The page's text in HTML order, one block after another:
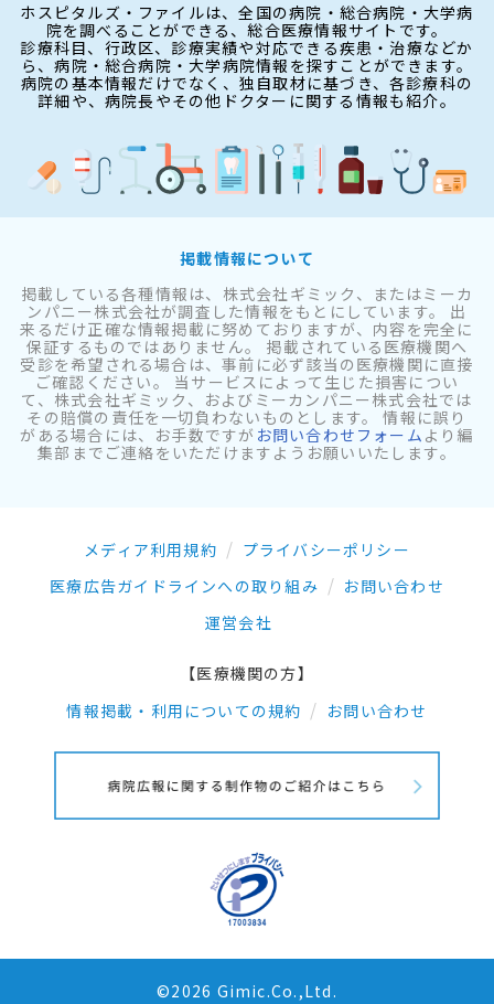
ホスピタルズ・ファイルは、全国の病院・総合病院・大学病
院を調べることができる、総合医療情報サイトです。
診療科目、行政区、診療実績や対応できる疾患・治療などか
ら、病院・総合病院・大学病院情報を探すことができます。
病院の基本情報だけでなく、独自取材に基づき、各診療科の
詳細や、病院長やその他ドクターに関する情報も紹介。
掲載情報について
掲載している各種情報は、株式会社ギミック、またはミーカ
ンパニー株式会社が調査した情報をもとにしています。 出
来るだけ正確な情報掲載に努めておりますが、内容を完全に
保証するものではありません。 掲載されている医療機関へ
受診を希望される場合は、事前に必ず該当の医療機関に直接
ご確認ください。 当サービスによって生じた損害につい
て、株式会社ギミック、およびミーカンパニー株式会社では
その賠償の責任を一切負わないものとします。 情報に誤り
がある場合には、お手数ですが お問い合わせフォーム より編
集部までご連絡をいただけますようお願いいたします。
メディア利用規約
プライバシーポリシー
医療広告ガイドラインへの取り組み
お問い合わせ
運営会社
【医療機関の方】
情報掲載・利用についての規約
お問い合わせ
©2026 Gimic.Co.,Ltd.